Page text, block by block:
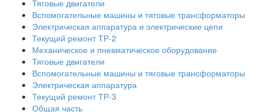
Тяговые двигатели
Вспомогательные машины и тяговые трансформаторы
Электрическая аппаратура и электрические цепи
Текущий ремонт ТР-2
Механическое и пневматическое оборудование
Тяговые двигатели
Вспомогательные машины и тяговые трансформаторы
Электрическая аппаратура
Текущий ремонт ТР-3
Общая часть